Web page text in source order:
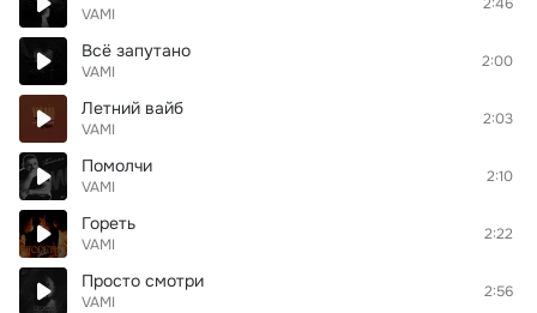
VAMI
Всё запутано
VAMI
2:00
Летний вайб
VAMI
2:03
Помолчи
VAMI
2:10
Гореть
VAMI
2:22
Просто смотри
VAMI
2:56